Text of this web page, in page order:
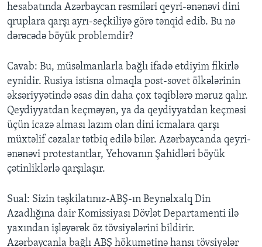
hesabatında Azərbaycan rəsmiləri qeyri-ənənəvi dini
qruplara qarşı ayrı-seçkiliyə görə tənqid edib. Bu nə
dərəcədə böyük problemdir?
Cavab: Bu, müsəlmanlarla bağlı ifadə etdiyim fikirlə
eynidir. Rusiya istisna olmaqla post-sovet ölkələrinin
əksəriyyətində əsas din daha çox təqiblərə məruz qalır.
Qeydiyyatdan keçməyən, ya da qeydiyyatdan keçməsi
üçün icazə alması lazım olan dini icmalara qarşı
müxtəlif cəzalar tətbiq edilə bilər. Azərbaycanda qeyri-
ənənəvi protestantlar, Yehovanın Şahidləri böyük
çətinliklərlə qarşılaşır.
Sual: Sizin təşkilatınız-ABŞ-ın Beynəlxalq Din
Azadlığına dair Komissiyası Dövlət Departamenti ilə
yaxından işləyərək öz tövsiyələrini bildirir.
Azərbaycanla bağlı ABŞ hökumətinə hansı tövsiyələr